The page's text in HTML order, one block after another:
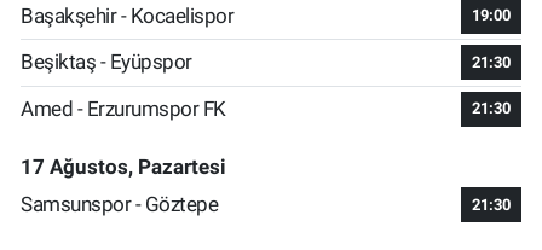
Başakşehir - Kocaelispor
19:00
Beşiktaş - Eyüpspor 21:30
Amed - Erzurumspor FK 21:30
17 Ağustos, Pazartesi
Samsunspor - Göztepe
21:30